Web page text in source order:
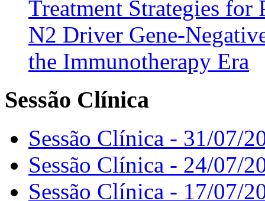
Treatment Strategies for
N2 Driver Gene-
the Immunotherapy Era
Sessão Clínica
Sessão Clínica - 31/07/
Sessão Clínica - 24/07/
Sessão Clínica - 17/07/